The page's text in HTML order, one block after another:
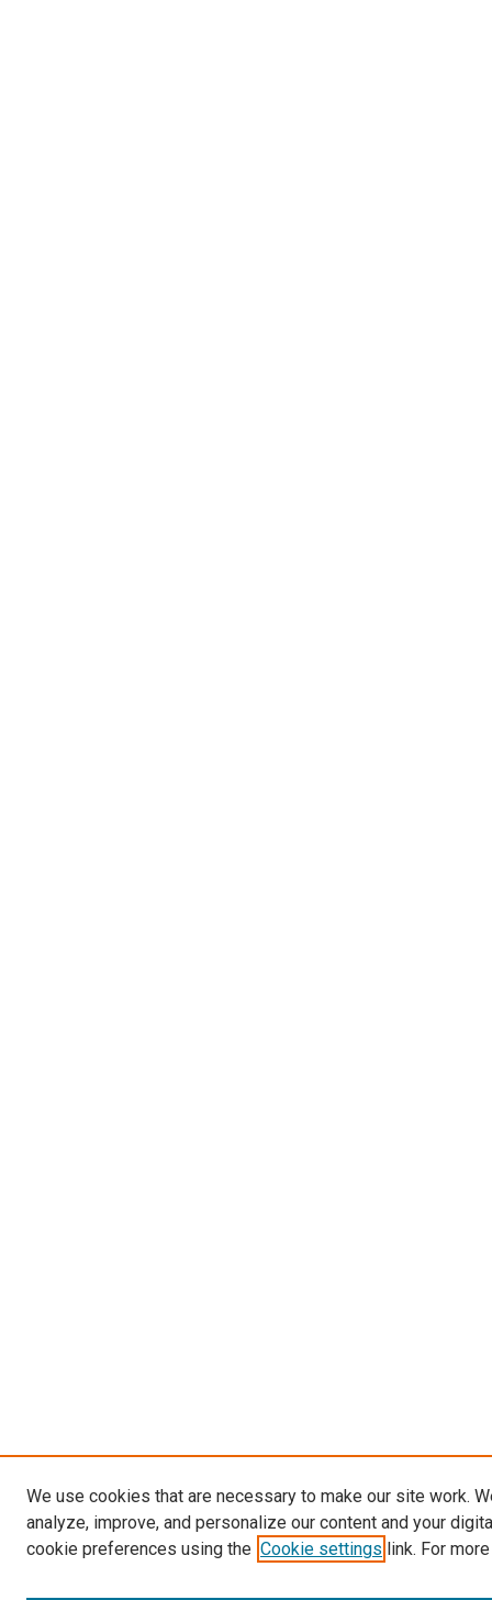
We use cookies that are necessary to make our site work.
analyze, improve, and personalize our content and your
cookie preferences using the Cookie settings link. For